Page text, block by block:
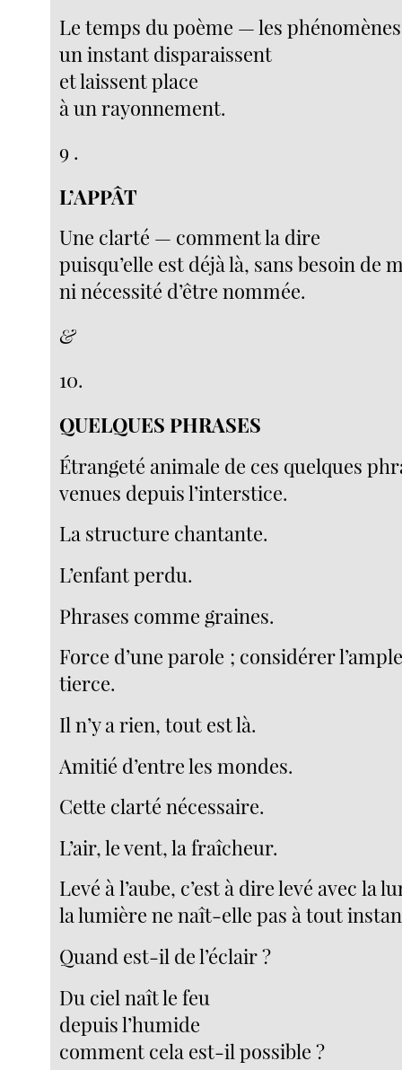
Le temps du poème — les phénomènes
un instant disparaissent
et laissent place
à un rayonnement.
9 .
L’APPÂT
Une clarté — comment la dire
puisqu’elle est déjà là, sans besoin de
ni nécessité d’être nommée.
&
10.
QUELQUES PHRASES
Étrangeté animale de ces quelques
venues depuis l’interstice.
La structure chantante.
L’enfant perdu.
Phrases comme graines.
Force d’une parole ; considérer
tierce.
Il n’y a rien, tout est là.
Amitié d’entre les mondes.
Cette clarté nécessaire.
L’air, le vent, la fraîcheur.
Levé à l’aube, c’est à dire levé avec la
la lumière ne naît-elle pas à tout
Quand est-il de l’éclair ?
Du ciel naît le feu
depuis l’humide
comment cela est-il possible ?